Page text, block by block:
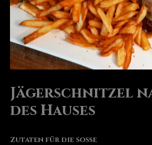
Jägerschnitzel
des Hauses
Zutaten für die soße